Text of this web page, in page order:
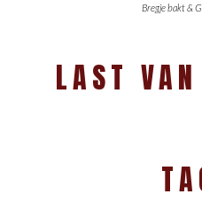
Bregje bakt &
LAST